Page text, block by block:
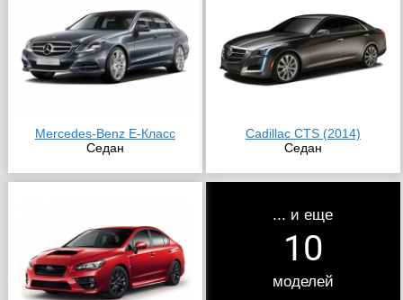
Mercedes-Benz E-Класс
Седан
Cadillac CTS (2014)
Седан
... и еще
10
моделей